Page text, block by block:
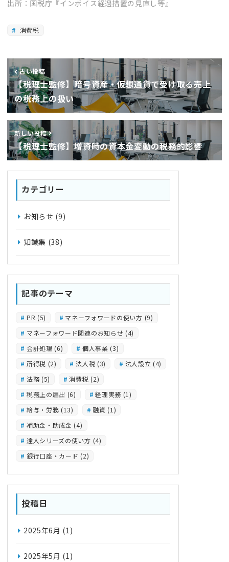
出所：国税庁『インボイス経過措置の見直し等』
消費税
古い投稿
【税理士監修】暗号資産・仮想通貨で受け取る売上
の税務上の扱い
新しい投稿
【税理士監修】増資時の資本金変動の税務的影響
カテゴリー
お知らせ (9)
知識集 (38)
記事のテーマ
PR (5) マネーフォワードの使い方 (9)
マネーフォワード関連のお知らせ (4)
会計処理 (6) 個人事業 (3)
所得税 (2) 法人税 (3) 法人設立 (4)
法務 (5) 消費税 (2)
税務上の届出 (6) 経理実務 (1)
給与・労務 (13) 融資 (1)
補助金・助成金 (4)
達人シリーズの使い方 (4)
銀行口座・カード (2)
投稿日
2025年6月 (1)
2025年5月 (1)